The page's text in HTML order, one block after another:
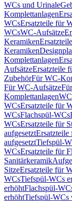
WCs und Urinale
Komplettanlagen
WCsErsatzteile für
WCsWC-Aufsätze
Keramiken
Keramiken
Komplettanlagen
AufsätzeErsatzteile
ZubehörFür WC-
Für WC-Aufsätze
Komplettanlagen
WCsErsatzteile für
WCsFlachspül-WCs
WCsErsatzteile für
aufgesetzt
aufgesetztTiefspül-
WCsErsatzteile für
Sanitärkeramik
SitzeErsatzteile für
WCsTiefspül-WCs
erhöhtFlachspül-
erhöhtTiefspül-WCs